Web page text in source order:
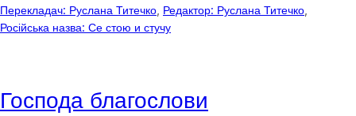
Перекладач: Руслана Титечко Редактор: Руслана Титечко
Російська назва: Се стою и стучу
Господа благослови